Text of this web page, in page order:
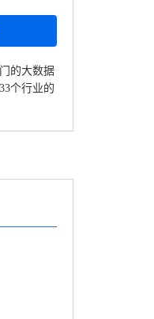
的大数据
个行业的